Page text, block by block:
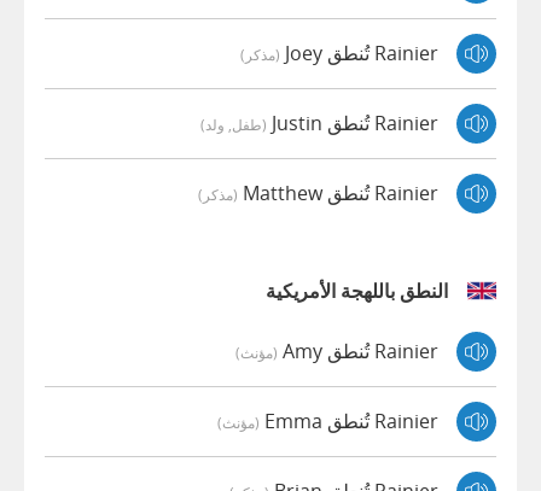
Rainier تُنطق Joey (مذكر)
Rainier تُنطق Justin (طفل, ولد)
Rainier تُنطق Matthew (مذكر)
النطق باللهجة الأمريكية
Rainier تُنطق Amy (مؤنث)
Rainier تُنطق Emma (مؤنث)